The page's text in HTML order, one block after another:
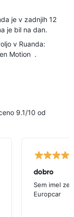
je v zadnjih 12
je bil na dan.
v Ruanda:
Motion .
9.1/10 od
dobro
Sem imel
Europcar